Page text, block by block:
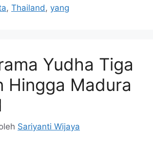
, Thailand , yang
Yudha Tiga
Hingga Madura
Sariyanti Wijaya